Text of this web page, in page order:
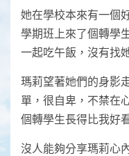
她在學校本來有一個
學期班上來了個轉學
一起吃午飯，沒有找
瑪莉望著她們的身影
單，很自卑，不禁在
個轉學生長得比我好
沒人能夠分享瑪莉心